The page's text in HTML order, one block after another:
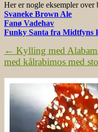
Her er nogle eksempler
Svaneke Brown Ale
Fanø Vadehav
Funky Santa fra Midtfyns
← Kylling med
med kålrabimos med